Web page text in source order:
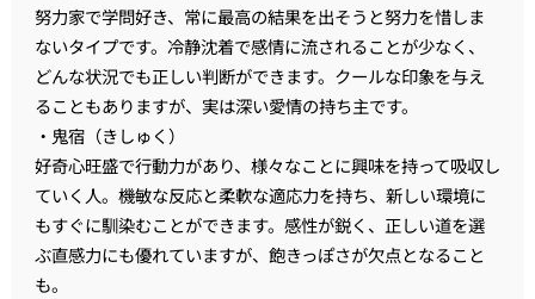
努力家で学問好き、常に最高の結果を出そうと努力を惜しま
ないタイプです。冷静沈着で感情に流されることが少なく、
どんな状況でも正しい判断ができます。クールな印象を与え
ることもありますが、実は深い愛情の持ち主です。
・鬼宿（きしゅく）
好奇心旺盛で行動力があり、様々なことに興味を持って吸収し
ていく人。機敏な反応と柔軟な適応力を持ち、新しい環境に
もすぐに馴染むことができます。感性が鋭く、正しい道を選
ぶ直感力にも優れていますが、飽きっぽさが欠点となること
も。